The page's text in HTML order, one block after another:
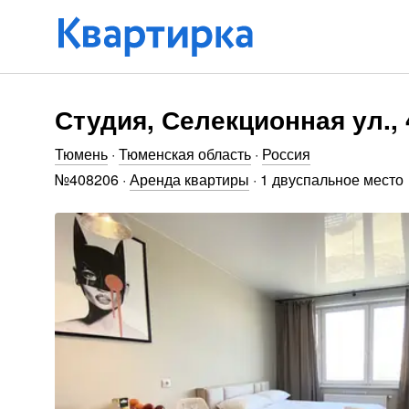
Студия, Селекционная ул.,
Тюмень · Тюменская область · Россия
№408206 · Аренда квартиры · 1 двуспальное место